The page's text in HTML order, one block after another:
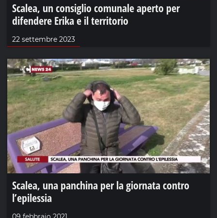
Scalea, un consiglio comunale aperto per
difendere Erika e il territorio
22 settembre 2023
Scalea, una panchina per la giornata contro
l’epilessia